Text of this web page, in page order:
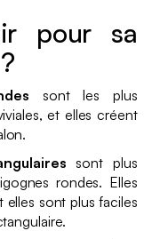
pour sa
sont les plus
et elles créent
sont plus
rondes. Elles
sont plus faciles